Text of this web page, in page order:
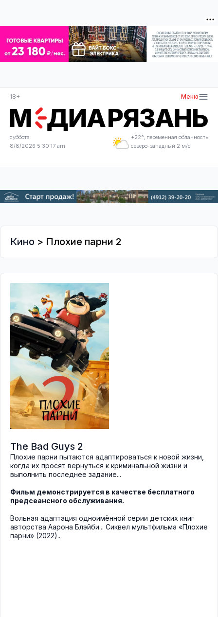
18+ Меню
суббота
8/8/2026 5:30:18 am
+22°, переменная облачность
северо-западный 2 м/с
Кино > Плохие парни 2
The Bad Guys 2
Плохие парни пытаются адаптироваться к новой жизни,
когда их просят вернуться к криминальной жизни и
выполнить последнее задание...
Фильм демонстрируется в качестве бесплатного
предсеансного обслуживания.
Вольная адаптация одноимённой серии детских книг
авторства Аарона Блэйби... Сиквел мультфильма «Плохие
парни» (2022)...